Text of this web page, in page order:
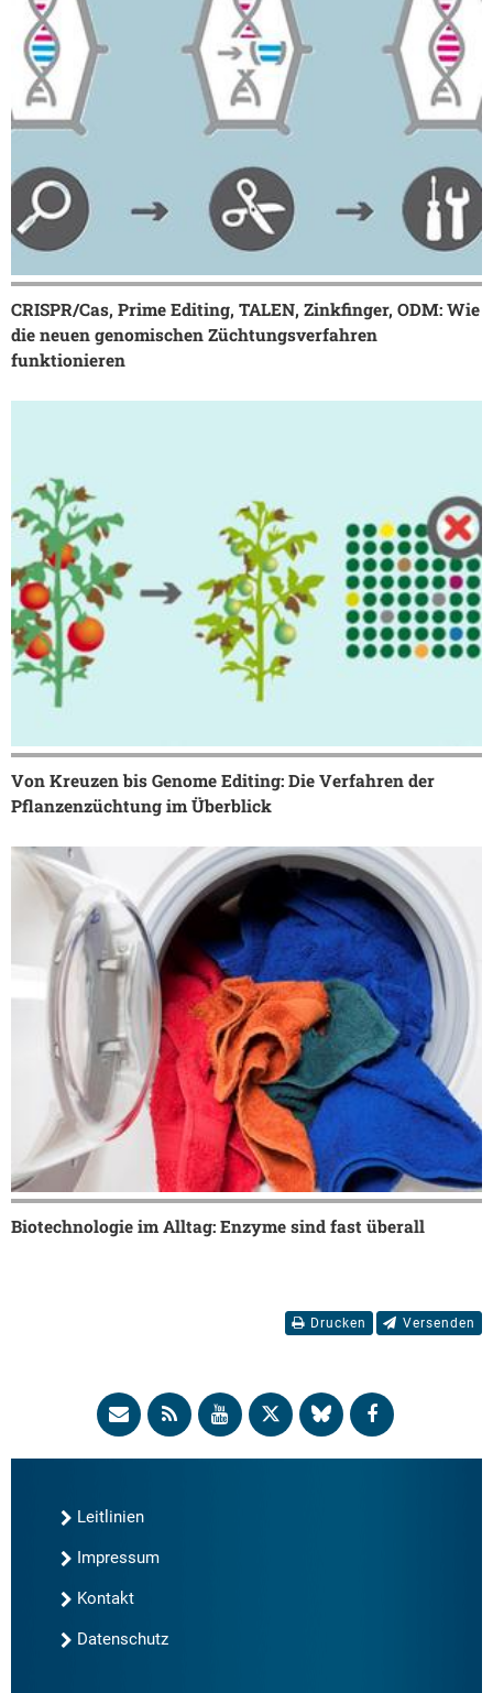
CRISPR/Cas, Prime Editing, TALEN, Zinkfinger, ODM: Wie
die neuen genomischen Züchtungsverfahren
funktionieren
Von Kreuzen bis Genome Editing: Die Verfahren der
Pflanzenzüchtung im Überblick
Biotechnologie im Alltag: Enzyme sind fast überall
Drucken Versenden
Leitlinien
Impressum
Kontakt
Datenschutz